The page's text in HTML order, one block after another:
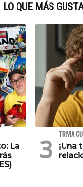
LO QUE MÁS GUSTA
La
TRIVIA
¡Una